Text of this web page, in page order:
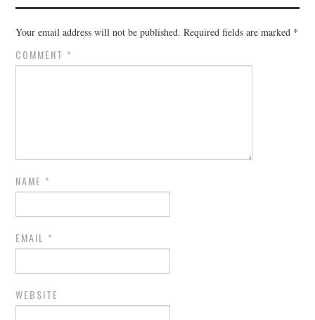
Your email address will not be published. Required fields are marked *
COMMENT *
NAME *
EMAIL *
WEBSITE